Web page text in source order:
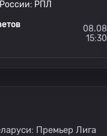
РПЛ
08.08
15:30
Премьер Лига